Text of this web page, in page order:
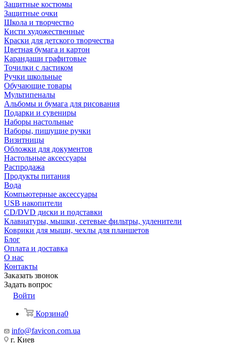
Защитные костюмы
Защитные очки
Школа и творчество
Кисти художественные
Краски для детского творчества
Цветная бумага и картон
Карандаши графитовые
Точилки с ластиком
Ручки школьные
Обучающие товары
Мультипеналы
Альбомы и бумага для рисования
Подарки и сувениры
Наборы настольные
Наборы, пишущие ручки
Визитницы
Обложки для документов
Настольные аксессуары
Распродажа
Продукты питания
Вода
Компьютерные аксессуары
USB накопители
CD/DVD диски и подставки
Клавиатуры, мышки, сетевые фильтры, удленители
Коврики для мыши, чехлы для планшетов
Блог
Оплата и доставка
О нас
Контакты
Заказать звонок
Задать вопрос
Войти
Корзина0
info@favicon.com.ua
г. Киев